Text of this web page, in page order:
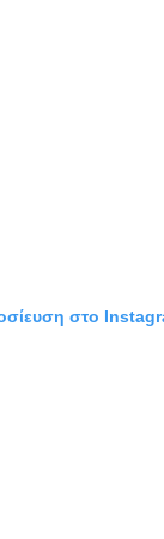
στο